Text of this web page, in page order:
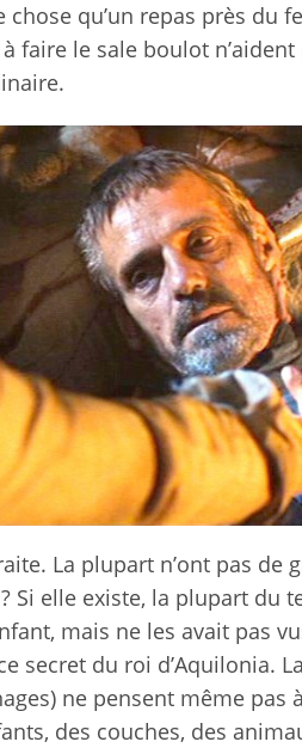
qu’un repas près du
faire le sale boulot
La plupart n’ont pas de
elle existe, la plupart du
mais ne les avait pas
secret du roi d’Aquilonia.
ne pensent même pas
des couches, des